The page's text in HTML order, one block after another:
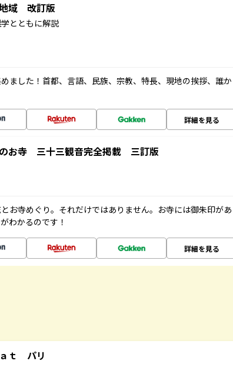
域 改訂版
とともに解説
ました！首都、言語、民族、宗教、特長、現地の挨拶、誰か
詳細を見る
お寺 三十三観音完全掲載 三訂版
お寺めぐり。それだけではありません。お寺には御朱印があ
わかるのです！
詳細を見る
ｔ パリ